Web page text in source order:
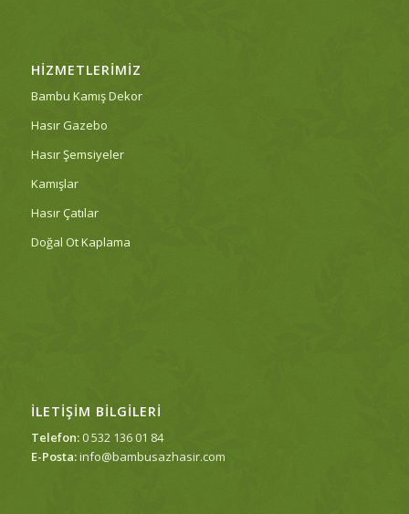
HIZMETLERIMIZ
Bambu Kamış Dekor
Hasır Gazebo
Hasır Şemsiyeler
Kamışlar
Hasır Çatılar
Doğal Ot Kaplama
İLETIŞIM BILGILERI
Telefon:0 532 136 01 84
E-Posta:info@bambusazhasir.com